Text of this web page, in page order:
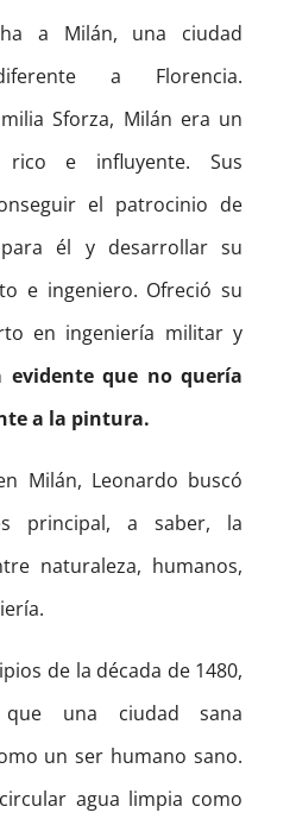
a Milán, una ciudad
a Florencia.
Sforza, Milán era un
rico e influyente. Sus
el patrocinio de
él y desarrollar su
e ingeniero. Ofreció su
en ingeniería militar y
evidente que no quería
a la pintura.
Milán, Leonardo buscó
principal, a saber, la
naturaleza, humanos,
de la década de 1480,
que una ciudad sana
un ser humano sano.
agua limpia como